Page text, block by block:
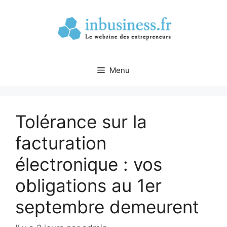
Menu
Tolérance sur la
facturation
électronique : vos
obligations au 1er
septembre demeurent